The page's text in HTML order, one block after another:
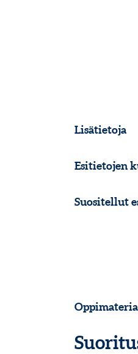
Lisätietoja
Esitietojen
Suositellut